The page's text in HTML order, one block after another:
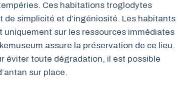
Ces habitations troglodytes
simplicité et d’ingéniosité. Les habitants
sur les ressources immédiates
assure la préservation de ce lieu.
éviter toute dégradation, il est possible
sur place.